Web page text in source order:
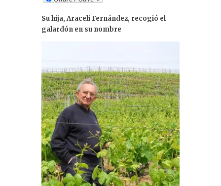
k
e
Su hija, Araceli Fernández, recogió el
galardón en su nombre